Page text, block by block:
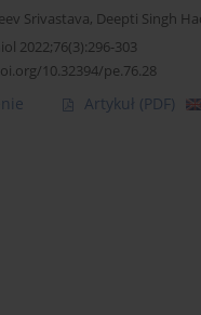
Srivastava, Deepti Singh
2022;76(3):296-303
10.32394/pe.76.28
Artykuł (PDF)